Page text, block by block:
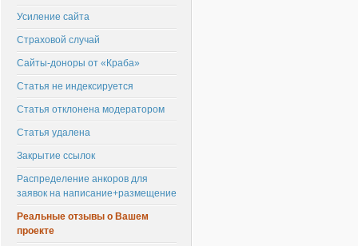
Усиление сайта
Страховой случай
Сайты-доноры от «Краба»
Статья не индексируется
Статья отклонена модератором
Статья удалена
Закрытие ссылок
Распределение анкоров для
заявок на написание+размещение
Реальные отзывы о Вашем
проекте